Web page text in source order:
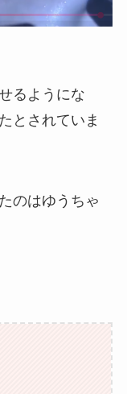
るようにな
とされていま
のはゆうちゃ